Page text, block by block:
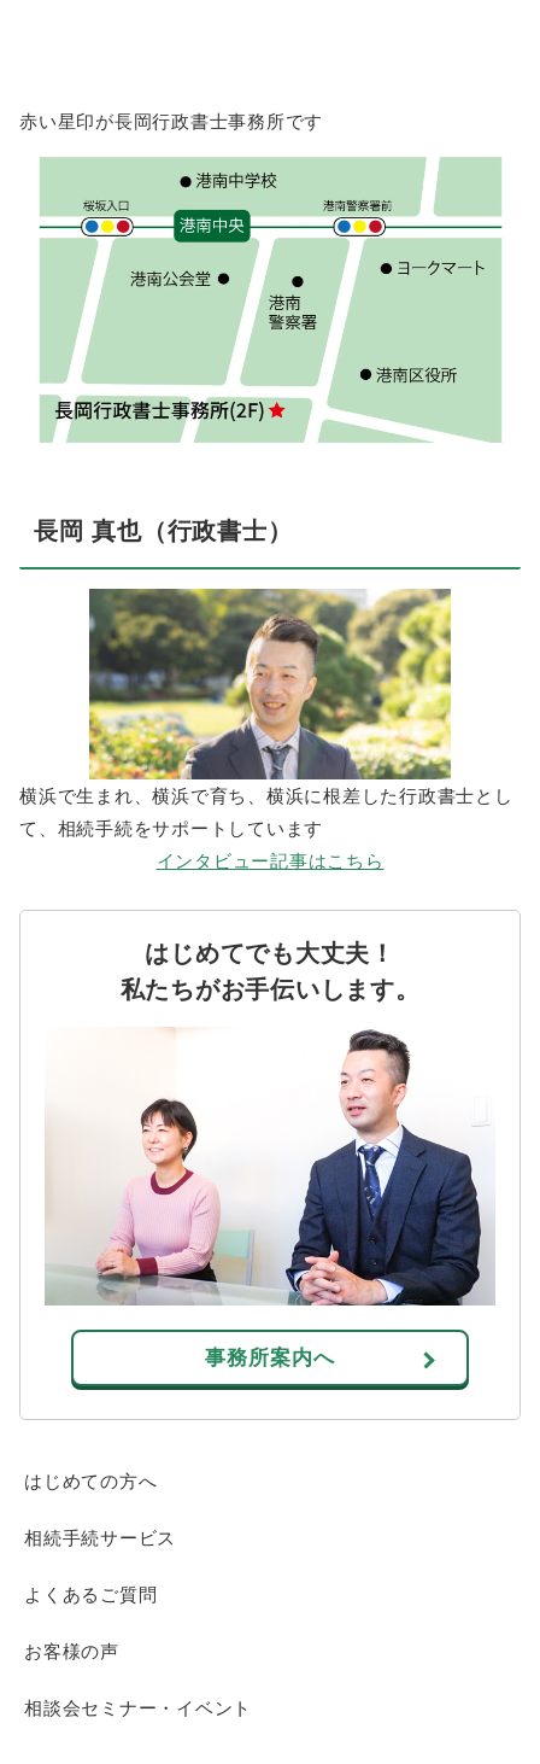
赤い星印が長岡行政書士事務所です
長岡 真也（行政書士）
横浜で生まれ、横浜で育ち、横浜に根差した行政書士とし
て、相続手続をサポートしています
インタビュー記事はこちら
はじめてでも大丈夫！
私たちがお手伝いします。
事務所案内へ
はじめての方へ
相続手続サービス
よくあるご質問
お客様の声
相談会セミナー・イベント